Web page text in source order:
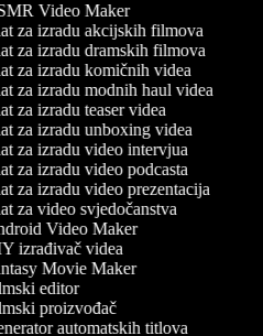
Video Maker
za izradu akcijskih filmova
za izradu dramskih filmova
za izradu komičnih videa
za izradu modnih haul videa
za izradu teaser videa
za izradu unboxing videa
za izradu video intervjua
za izradu video podcasta
za izradu video prezentacija
za video svjedočanstva
Video Maker
izrađivač videa
Movie Maker
editor
proizvođač
automatskih titlova